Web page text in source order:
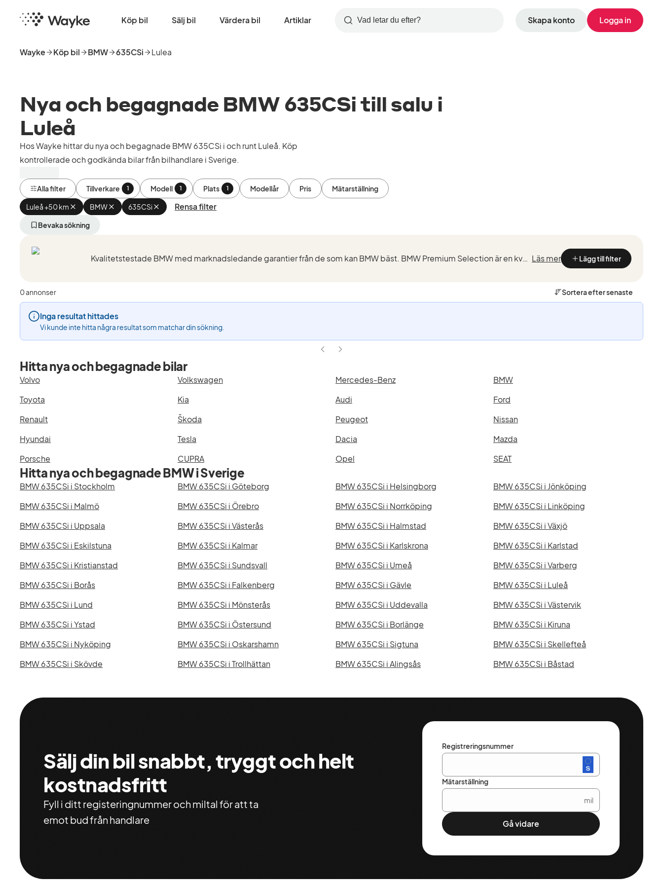
huvudinnehåll
Startsida Köp bil Sälj bil Värdera bil Artiklar Skapa konto Logga in
Sök
Wayke Köp bil BMW 635CSi Lulea
Nya och begagnade BMW 635CSi till salu i
Luleå
Hos Wayke hittar du nya och begagnade BMW 635CSi i och runt Luleå. Köp
kontrollerade och godkända bilar från bilhandlare i Sverige.
Alla filter Tillverkare 1 Modell 1 Plats 1 Modellår Pris Mätarställning
Luleå +50 km Ta
bort
aktivt
BMW Ta
bort
635CSi Ta
bort
Rensa filter
Bevaka sökning
Kvalitetstestade BMW med marknadsledande garantier från de som kan BMW bäst. BMW Premium Selection är en kvalitetssäkring vid köp av en begagnad BMW, framtaget för ett smidigt, tryggt och bekymmersfri... Läs mer Lägg till filter
0 annonser Sortera eftersenaste
Inga resultat hittades
Vi kunde inte hitta några resultat som matchar din sökning.
Hitta nya och begagnade bilar
Volvo Volkswagen Mercedes-Benz
BMW
Toyota
Kia Audi
Ford
Renault
Škoda Peugeot
Nissan
Hyundai
Tesla Dacia
Mazda
Porsche
CUPRA Opel SEAT
Hitta nya och begagnade BMW i Sverige
BMW 635CSi i Stockholm BMW 635CSi i Göteborg BMW 635CSi i Helsingborg
BMW 635CSi i Jönköping
BMW 635CSi i Malmö
BMW 635CSi i Örebro BMW 635CSi i Norrköping
BMW 635CSi i Linköping
BMW 635CSi i Uppsala
BMW 635CSi i Västerås BMW 635CSi i Halmstad
BMW 635CSi i Växjö
BMW 635CSi i Eskilstuna
BMW 635CSi i Kalmar BMW 635CSi i Karlskrona
BMW 635CSi i Karlstad
BMW 635CSi i Kristianstad
BMW 635CSi i Sundsvall BMW 635CSi i Umeå
BMW 635CSi i Varberg
BMW 635CSi i Borås
BMW 635CSi i Falkenberg BMW 635CSi i Gävle
BMW 635CSi i Luleå
BMW 635CSi i Lund
BMW 635CSi i Mönsterås BMW 635CSi i Uddevalla
BMW 635CSi i Västervik
BMW 635CSi i Ystad
BMW 635CSi i Östersund BMW 635CSi i Borlänge
BMW 635CSi i Kiruna
BMW 635CSi i Nyköping
BMW 635CSi i Oskarshamn BMW 635CSi i Sigtuna
BMW 635CSi i Skellefteå
BMW 635CSi i Skövde
BMW 635CSi i Trollhättan BMW 635CSi i Alingsås BMW 635CSi i Båstad
Sälj din bil snabbt, tryggt och helt
kostnadsfritt
Fyll i ditt registeringnummer och miltal för att ta
emot bud från handlare
Registreringsnummer
Mätarställning
mil
Gå vidare